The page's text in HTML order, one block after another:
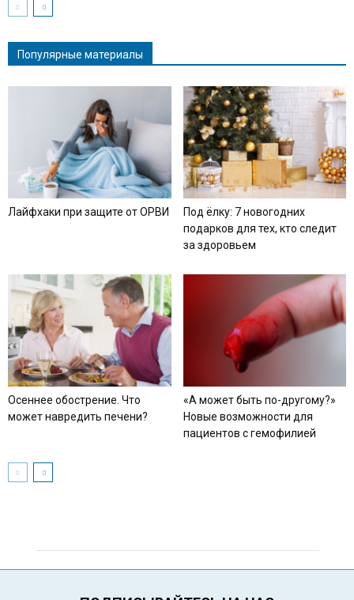
Популярные материалы
Лайфхаки при защите от ОРВИ
Под ёлку: 7 новогодних
подарков для тех, кто следит
за здоровьем
Осеннее обострение. Что
может навредить печени?
«А может быть по-другому?»
Новые возможности для
пациентов с гемофилией